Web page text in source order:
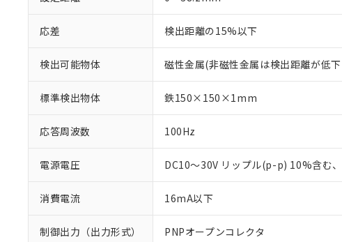
応差 検出距離の15%以下
検出可能物体 磁性金属(非磁性金属は検出距離が低
標準検出物体 鉄150×150×1mm
応答周波数 100Hz
電源電圧 DC10～30V リップル(p-p) 10%含む
消費電流 16mA以下
制御出力（出力形式） PNPオープンコレクタ